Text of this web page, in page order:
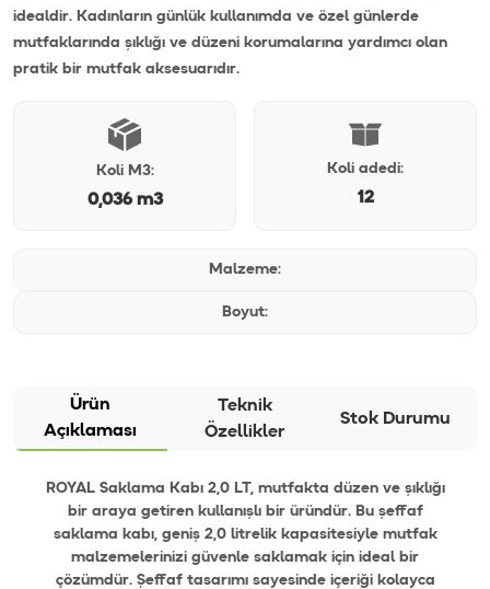
idealdir. Kadınların günlük kullanımda ve özel günlerde
mutfaklarında şıklığı ve düzeni korumalarına yardımcı olan
pratik bir mutfak aksesuarıdır.
Koli M3:
0,036 m3
Koli adedi:
12
Malzeme:
Boyut:
Ürün
Açıklaması
Teknik
Özellikler
Stok Durumu
ROYAL Saklama Kabı 2,0 LT, mutfakta düzen ve şıklığı
bir araya getiren kullanışlı bir üründür. Bu şeffaf
saklama kabı, geniş 2,0 litrelik kapasitesiyle mutfak
malzemelerinizi güvenle saklamak için ideal bir
çözümdür. Şeffaf tasarımı sayesinde içeriği kolayca